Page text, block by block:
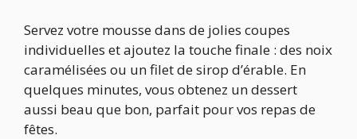
Servez votre mousse dans de jolies coupes
individuelles et ajoutez la touche finale : des noix
caramélisées ou un filet de sirop d’érable. En
quelques minutes, vous obtenez un dessert
aussi beau que bon, parfait pour vos repas de
fêtes.